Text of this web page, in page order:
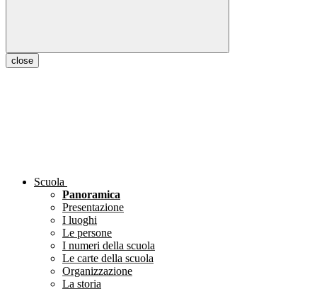
close
Scuola
Panoramica
Presentazione
I luoghi
Le persone
I numeri della scuola
Le carte della scuola
Organizzazione
La storia